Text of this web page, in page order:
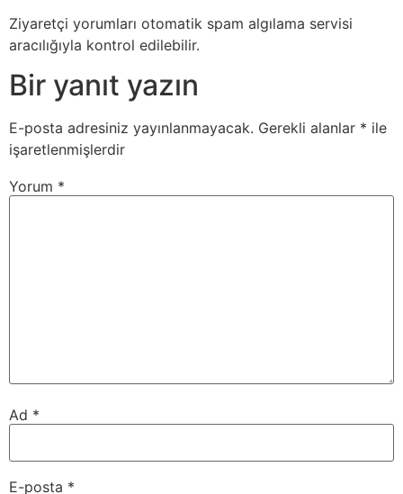
Ziyaretçi yorumları otomatik spam algılama servisi
aracılığıyla kontrol edilebilir.
Bir yanıt yazın
E-posta adresiniz yayınlanmayacak. Gerekli alanlar * ile
işaretlenmişlerdir
Yorum *
Ad *
E-posta *